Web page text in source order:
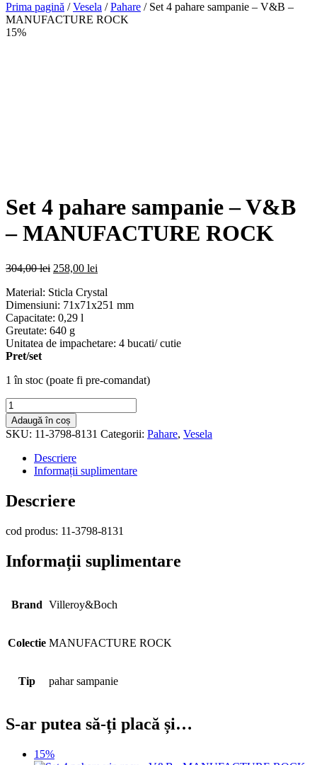
Prima pagină /Vesela /Pahare / Set 4 pahare sampanie – V&B –
MANUFACTURE ROCK
15%
Set 4 pahare sampanie – V&B
– MANUFACTURE ROCK
304,00lei Prețul
a
fost:
304,00 lei.
258,00 lei
este:
258,00 lei.
Material: Sticla Crystal
Dimensiuni: 71x71x251 mm
Capacitate: 0,29 l
Greutate: 640 g
Unitatea de impachetare: 4 bucati/ cutie
Pret/set
1 în stoc (poate fi pre-comandat)
Cantitate
Set
4
pahare
sampanie
-
MANUFACTURE
Adaugă în coș
SKU: 11-3798-8131 Categorii: Pahare, Vesela
Descriere
Informații suplimentare
Descriere
cod produs: 11-3798-8131
Informații suplimentare
Brand Villeroy&Boch
Colectie MANUFACTURE ROCK
Tip pahar sampanie
S-ar putea să-ți placă și…
15%